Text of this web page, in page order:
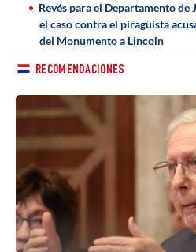
Revés para el Departamento
el caso contra el piragüista
del Monumento a Lincoln
RECOMENDACIONES